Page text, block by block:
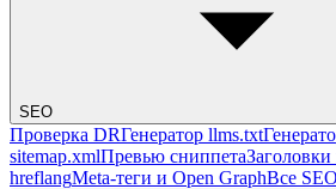
SEO
Проверка DRГенератор llms.txt
sitemap.xmlПревью сниппета
hreflangMeta-теги и Open GraphВсе